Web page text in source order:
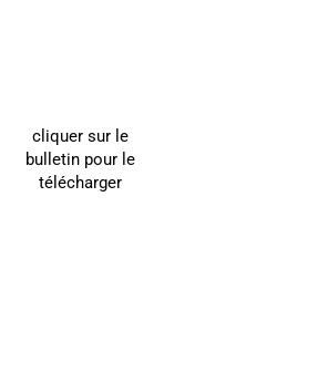
cliquer sur le
bulletin pour le
télécharger